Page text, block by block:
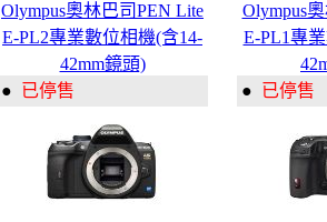
Olympus奧林巴司PEN Lite
E-PL2專業數位相機(含14-
42mm鏡頭)
● 已停售
Olympus
E-PL1專
● 已停售